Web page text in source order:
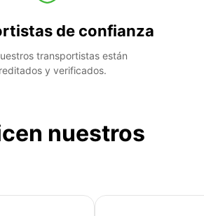
de confianza
transportistas están
y verificados.
nuestros